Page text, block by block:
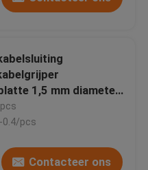
1,5 mm diameter
voor hangsysteem
0.4/pcs
Contacteer ons